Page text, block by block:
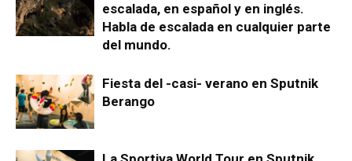
escalada, en español y en inglés.
Habla de escalada en cualquier parte
del mundo.
Fiesta del -casi- verano en Sputnik
Berango